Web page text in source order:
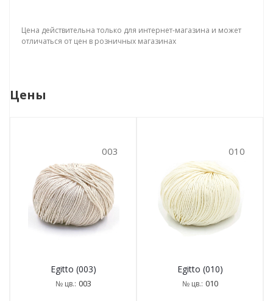
Цена действительна только для интернет-магазина и может
отличаться от цен в розничных магазинах
Цены
003
Egitto (003)
№ цв.: 003
010
Egitto (010)
№ цв.: 010